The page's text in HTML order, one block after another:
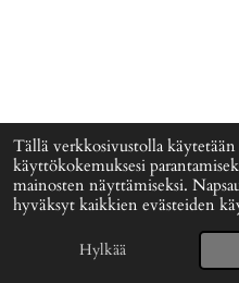
Tällä verkkosivustolla käytetään
käyttökokemuksesi
mainosten näyttämiseksi.
hyväksyt kaikkien evästeiden
Hylkää
© 2024 - 2026 Signefia
Palvelun tarjoaaWebador